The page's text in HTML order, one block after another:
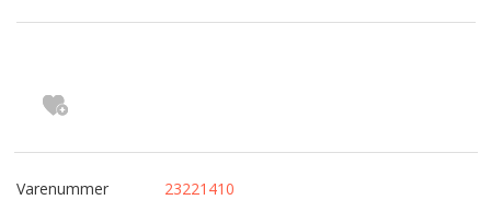
FAVORIT
Varenummer
23221410